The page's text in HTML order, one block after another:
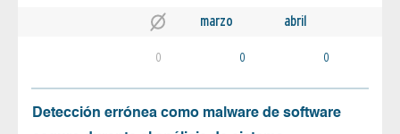
marzo abril
0 0 0
Detección errónea como malware de software